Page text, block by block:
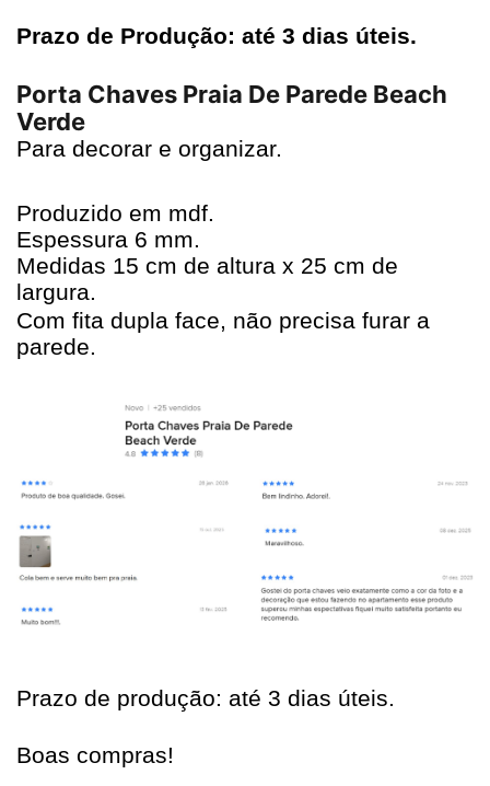
Prazo de Produção: até 3 dias úteis.
Porta Chaves Praia De Parede Beach
Verde
Para decorar e organizar.
Produzido em mdf.
Espessura 6 mm.
Medidas 15 cm de altura x 25 cm de
largura.
Com fita dupla face, não precisa furar a
parede.
Prazo de produção: até 3 dias úteis.
Boas compras!